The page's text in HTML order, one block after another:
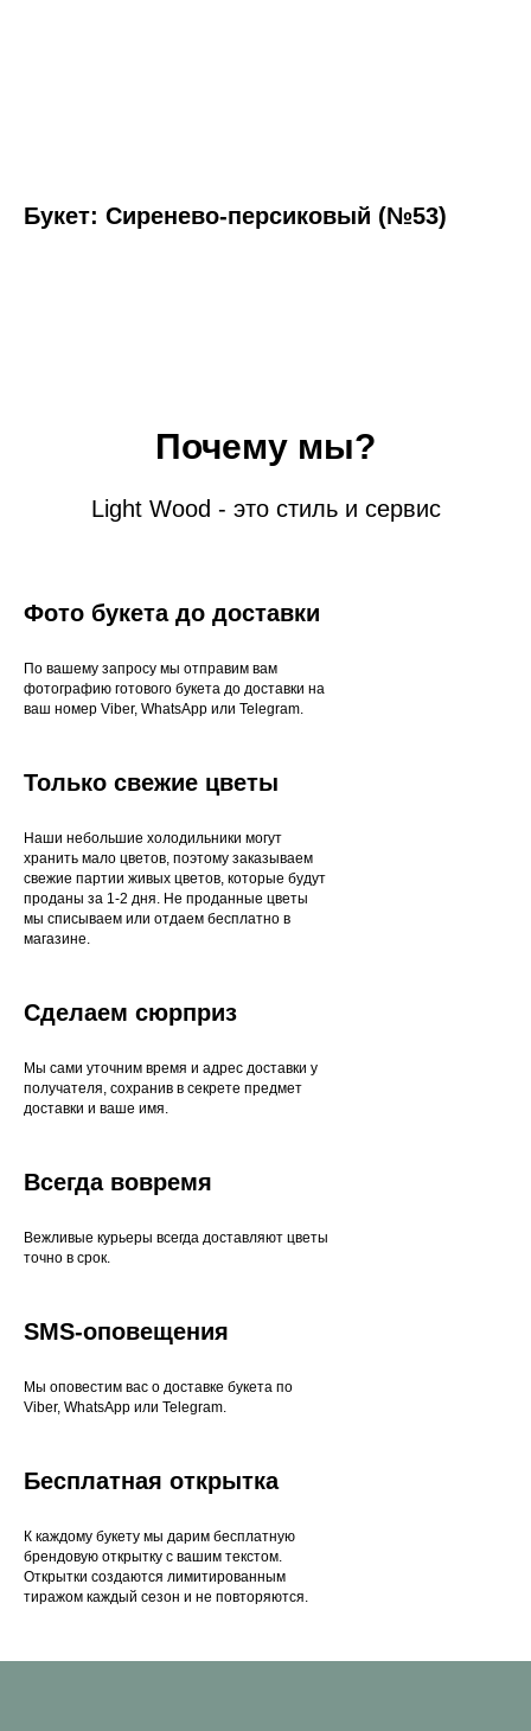
Букет: Сиренево-персиковый (№53)
Почему мы?
Light Wood - это стиль и сервис
Фото букета до доставки
По вашему запросу мы отправим вам
фотографию готового букета до доставки на
ваш номер Viber, WhatsApp или Telegram.
Только свежие цветы
Наши небольшие холодильники могут
хранить мало цветов, поэтому заказываем
свежие партии живых цветов, которые будут
проданы за 1-2 дня. Не проданные цветы
мы списываем или отдаем бесплатно в
магазине.
Сделаем сюрприз
Мы сами уточним время и адрес доставки у
получателя, сохранив в секрете предмет
доставки и ваше имя.
Всегда вовремя
Вежливые курьеры всегда доставляют цветы
точно в срок.
SMS-оповещения
Мы оповестим вас о доставке букета по
Viber, WhatsApp или Telegram.
Бесплатная открытка
К каждому букету мы дарим бесплатную
брендовую открытку с вашим текстом.
Открытки создаются лимитированным
тиражом каждый сезон и не повторяются.